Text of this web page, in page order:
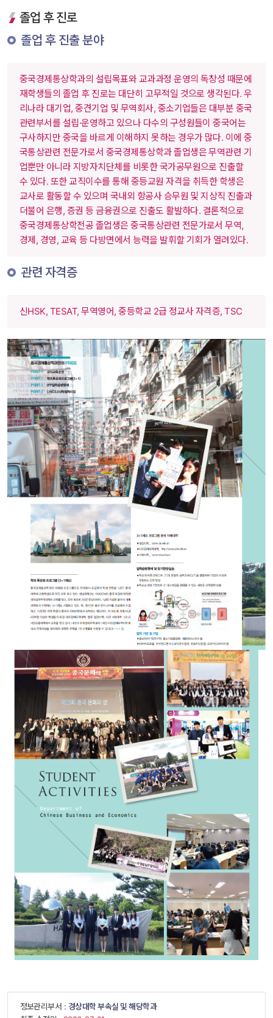
졸업 후 진로
졸업 후 진출 분야
중국경제통상학과의 설립목표와 교과과정 운영의 독창성 때문에
재학생들의 졸업 후 진로는 대단히 고무적일 것으로 생각된다. 우
리나라 대기업, 중견기업 및 무역회사, 중소기업들은 대부분 중국
관련부서를 설립·운영하고 있으나 다수의 구성원들이 중국어는
구사하지만 중국을 바르게 이해하지 못하는 경우가 많다. 이에 중
국통상관련 전문가로서 중국경제통상학과 졸업생은 무역관련 기
업뿐만 아니라 지방자치단체를 비롯한 국가공무원으로 진출할
수 있다. 또한 교직이수를 통해 중등교원 자격을 취득한 학생은
교사로 활동할 수 있으며 국내외 항공사 승무원 및 지상직 진출과
더불어 은행, 증권 등 금융권으로 진출도 활발하다. 결론적으로
중국경제통상학전공 졸업생은 중국통상관련 전문가로서 무역,
경제, 경영, 교육 등 다방면에서 능력을 발휘할 기회가 열려있다.
관련 자격증
신HSK, TESAT, 무역영어, 중등학교 2급 정교사 자격증, TSC
정보관리부서 : 경상대학 부속실 및 해당학과